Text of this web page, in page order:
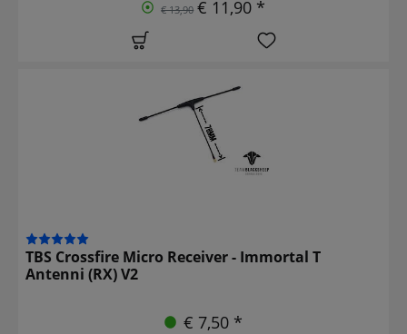
€ 13,90 € 11,90 *
TBS Crossfire Micro Receiver - Immortal T
Antenni (RX) V2
€ 7,50 *